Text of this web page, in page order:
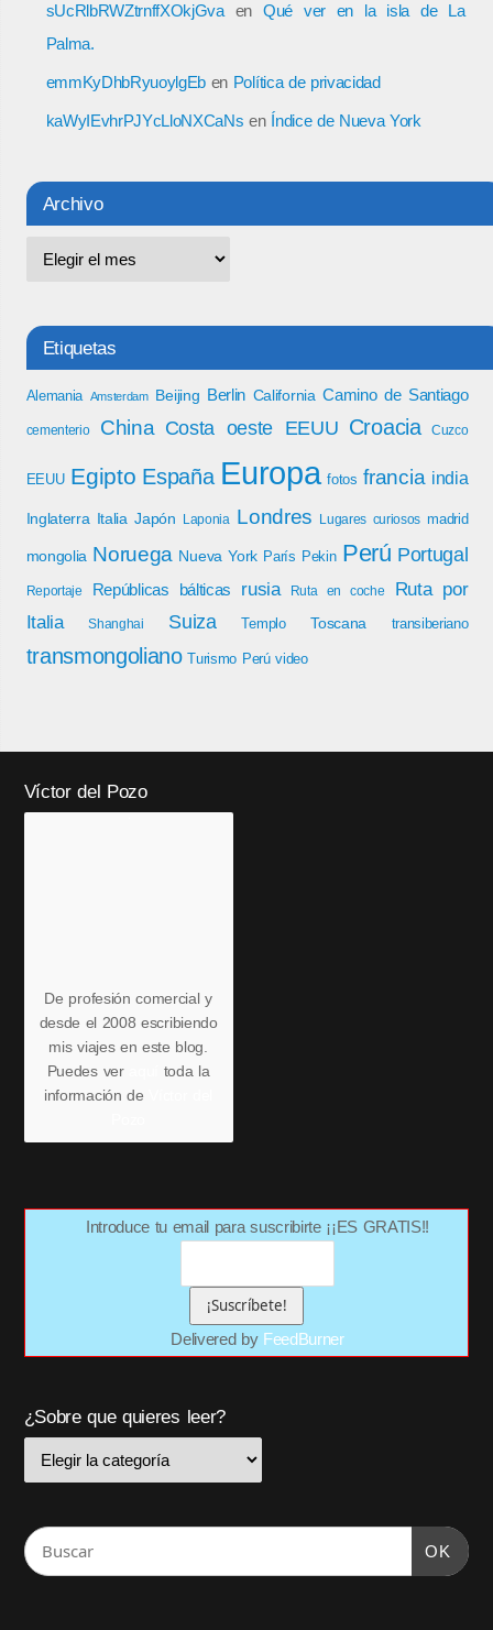
sUcRlbRWZtrnffXOkjGvaen Qué ver en la isla de La
Palma.
emmKyDhbRyuoylgEb en Política de privacidad
kaWyIEvhrPJYcLloNXCaNs en Índice de Nueva York
Archivo
Etiquetas
Alemania Amsterdam Beijing Berlin California Camino de Santiago
cementerio China Costa oeste EEUU Croacia Cuzco
EEUU Egipto España Europa fotos francia india
Inglaterra Italia Japón Laponia Londres Lugares curiosos madrid
mongolia Noruega Nueva York París Pekin Perú Portugal
Reportaje Repúblicas bálticas rusia Ruta en coche
Ruta por
Italia
Shanghai Suiza Templo Toscana transiberiano
transmongoliano Turismo Perú video
Víctor del Pozo
De profesión comercial y
desde el 2008 escribiendo
mis viajes en este blog.
Puedes ver
toda la
información de
Introduce tu email para suscribirte ¡¡ES GRATIS!!
Delivered by FeedBurner
¿Sobre que quieres leer?
OK